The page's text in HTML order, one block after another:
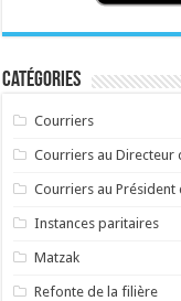
Catégories
Courriers
Courriers au Directeur
Courriers au Président
Instances paritaires
Matzak
Refonte de la filière